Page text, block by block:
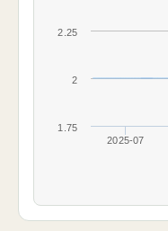
2025-07
2
1.75
2.25